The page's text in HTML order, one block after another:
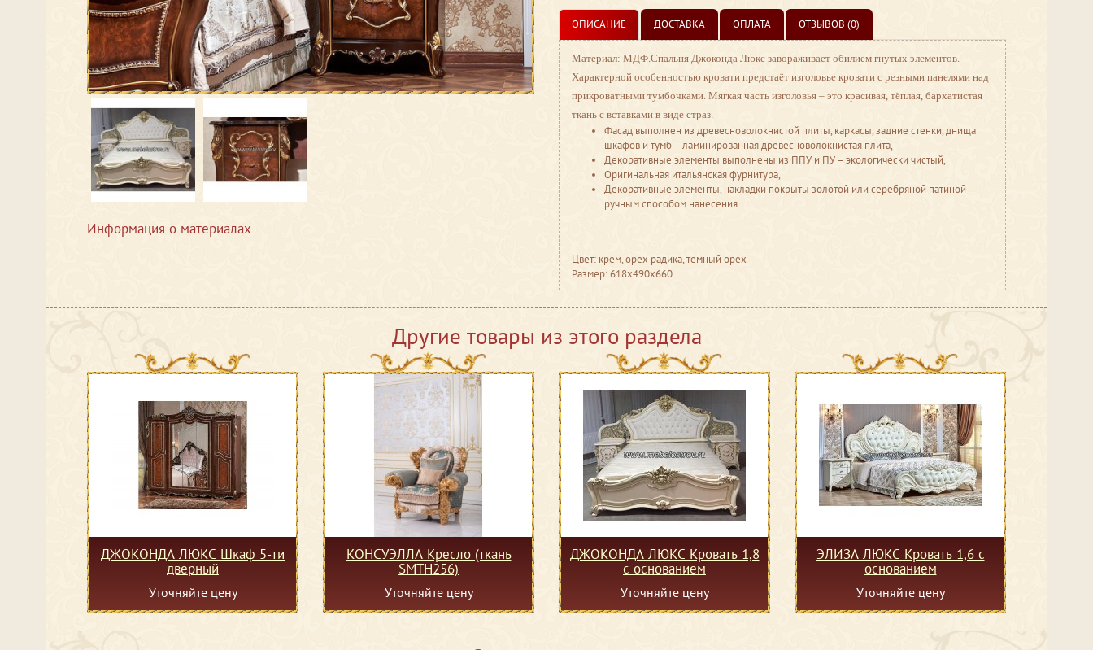
Информация о материалах
ОПИСАНИЕ ДОСТАВКА ОПЛАТА ОТЗЫВОВ (0)
Материал: МДФ.Спальня Джоконда Люкс завораживает обилием гнутых элементов.
Характерной особенностью кровати предстаёт изголовье кровати с резными панелями над
прикроватными тумбочками. Мягкая часть изголовья – это красивая, тёплая, бархатистая
ткань с вставками в виде страз.
Фасад выполнен из древесноволокнистой плиты, каркасы, задние стенки, днища
шкафов и тумб – ламинированная древесноволокнистая плита,
Декоративные элементы выполнены из ППУ и ПУ – экологически чистый,
Оригинальная итальянская фурнитура,
Декоративные элементы, накладки покрыты золотой или серебряной патиной
ручным способом нанесения.
Цвет: крем, орех радика, темный орех
Размер: 618x490x660
Другие товары из этого раздела
ДЖОКОНДА ЛЮКС Шкаф 5-ти
дверный
Уточняйте цену
КОНСУЭЛЛА Кресло (ткань
SMTH256)
Уточняйте цену
ДЖОКОНДА ЛЮКС Кровать 1,8
с основанием
Уточняйте цену
ЭЛИЗА ЛЮКС Кровать 1,6 с
основанием
Уточняйте цену